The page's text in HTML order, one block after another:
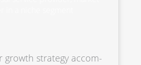
growth strategy accom­